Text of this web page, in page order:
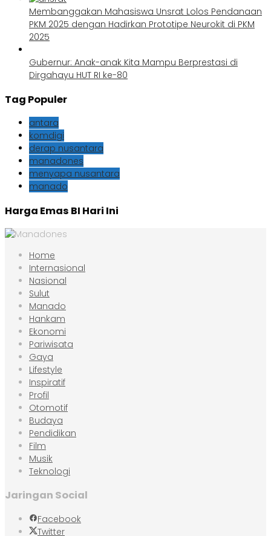
Membanggakan Mahasiswa Unsrat Lolos Pendanaan
PKM 2025 dengan Hadirkan Prototipe Neurokit di PKM
2025
Gubernur: Anak-anak Kita Mampu Berprestasi di
Dirgahayu HUT RI ke-80
Tag Populer
antara
komdigi
derap nusantara
manadones
menyapa nusantara
manado
Harga Emas BI Hari Ini
Home
Internasional
Nasional
Sulut
Manado
Hankam
Ekonomi
Pariwisata
Gaya
Lifestyle
Inspiratif
Profil
Otomotif
Budaya
Pendidikan
Film
Musik
Teknologi
Jaringan Social
Facebook
Twitter